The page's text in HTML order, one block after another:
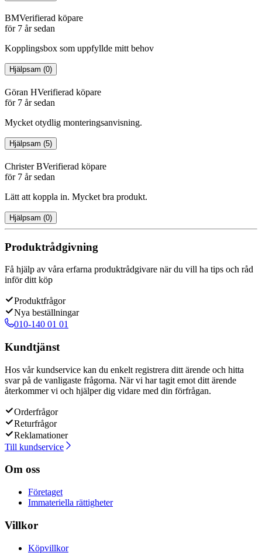
BMVerifierad köpare
för 7 år sedan
Kopplingsbox som uppfyllde mitt behov
Hjälpsam (0)
Göran HVerifierad köpare
för 7 år sedan
Mycket otydlig monteringsanvisning.
Hjälpsam (5)
Christer BVerifierad köpare
för 7 år sedan
Lätt att koppla in. Mycket bra produkt.
Hjälpsam (0)
Produktrådgivning
Få hjälp av våra erfarna produktrådgivare när du vill ha tips och råd
inför ditt köp
Produktfrågor
Nya beställningar
010-140 01 01
Kundtjänst
Hos vår kundservice kan du enkelt registrera ditt ärende och hitta
svar på de vanligaste frågorna. När vi har tagit emot ditt ärende
återkommer vi och hjälper dig vidare med din förfrågan.
Orderfrågor
Returfrågor
Reklamationer
Till kundservice
Om oss
Företaget
Immateriella rättigheter
Villkor
Köpvillkor